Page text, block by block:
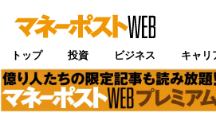
トップ 投資 ビジネス キャリ